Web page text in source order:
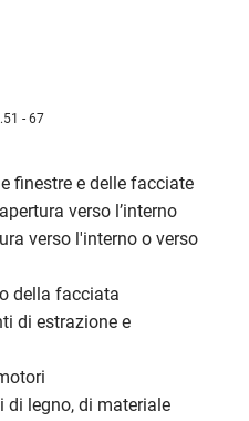
- 67
finestre e delle facciate
verso l’interno
verso l'interno o verso
della facciata
di estrazione e
di legno, di materiale